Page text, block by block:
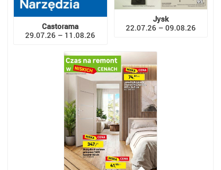
Castorama
29.07.26 – 11.08.26
Jysk
22.07.26 – 09.08.26